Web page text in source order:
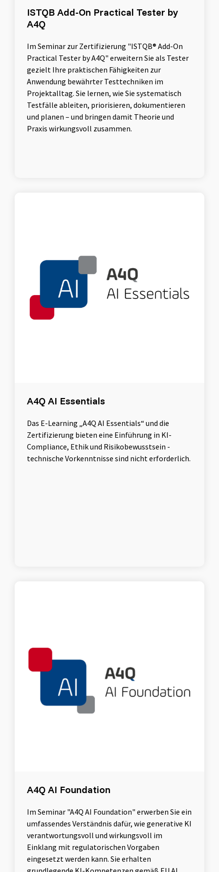
ISTQB Add-On Practical Tester by
A4Q
Im Seminar zur Zertifizierung "ISTQB® Add-On
Practical Tester by A4Q" erweitern Sie als Tester
gezielt Ihre praktischen Fähigkeiten zur
Anwendung bewährter Testtechniken im
Projektalltag. Sie lernen, wie Sie systematisch
Testfälle ableiten, priorisieren, dokumentieren
und planen – und bringen damit Theorie und
Praxis wirkungsvoll zusammen.
A4Q AI Essentials
Das E-Learning „A4Q AI Essentials“ und die
Zertifizierung bieten eine Einführung in KI-
Compliance, Ethik und Risikobewusstsein -
technische Vorkenntnisse sind nicht erforderlich.
A4Q AI Foundation
Im Seminar "A4Q AI Foundation" erwerben Sie ein
umfassendes Verständnis dafür, wie generative KI
verantwortungsvoll und wirkungsvoll im
Einklang mit regulatorischen Vorgaben
eingesetzt werden kann. Sie erhalten